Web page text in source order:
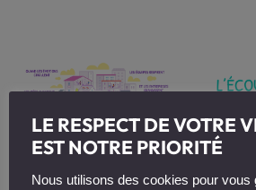
LE RESPECT DE VOTRE
EST NOTRE PRIORITÉ
Nous utilisons des cookies pour vous